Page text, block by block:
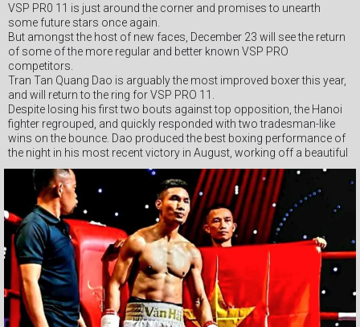
VSP PR0 11 is just around the corner and promises to unearth
some future stars once again.
But amongst the host of new faces, December 23 will see the return
of some of the more regular and better known VSP PRO
competitors.
Tran Tan Quang Dao is arguably the most improved boxer this year,
and will return to the ring for VSP PRO 11.
Despite losing his first two bouts against top opposition, the Hanoi
fighter regrouped, and quickly responded with two tradesman-like
wins on the bounce. Dao produced the best boxing performance of
the night in his most recent victory in August, working off a beautiful
jab and landing nice combinations on the inside.
Tran Tan Quang Dao has proved a super popular fixture at VSP PRO
this year, and we look forward to seeing more of this guy on
December 23.
Fight card information coming soon.
#vspboxing #Webthethao #vsppro #boxingvietnam #quickom
#vsppromotions